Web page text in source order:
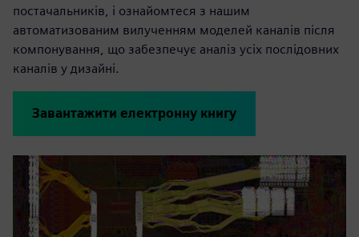
постачальників, і ознайомтеся з нашим
автоматизованим вилученням моделей каналів після
компонування, що забезпечує аналіз усіх послідовних
каналів у дизайні.
Завантажити електронну книгу